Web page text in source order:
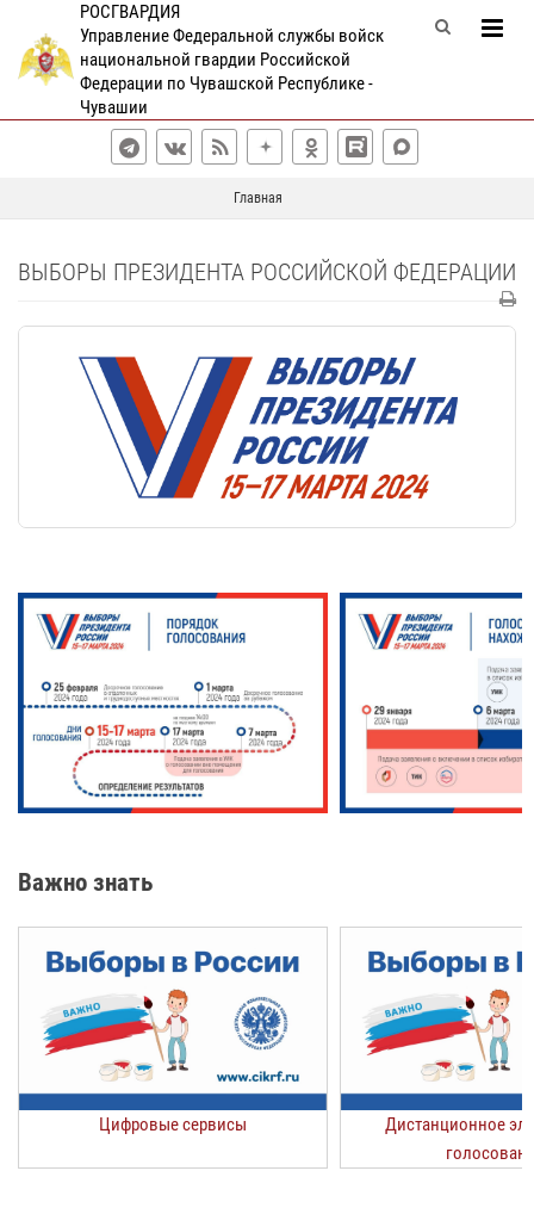
РОСГВАРДИЯ
Управление Федеральной службы войск
национальной гвардии Российской
Федерации по Чувашской Республике -
Чувашии
Главная
ВЫБОРЫ ПРЕЗИДЕНТА РОССИЙСКОЙ ФЕДЕРАЦИИ
Важно знать
Цифровые сервисы
Дистанционное